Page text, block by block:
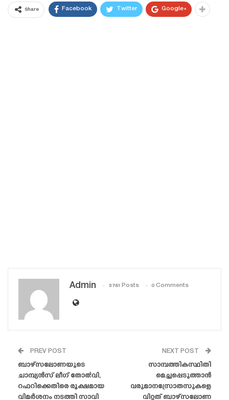
Share Facebook Twitter Google+
Admin 3761 Posts 0 Comments
PREV POST
ബാഴ്‌സലോണയുടെ
ചാമ്പ്യൻസ് ലീഗ് തോൽവി,
റഫറിക്കെതിരെ രൂക്ഷമായ
വിമർശനം നടത്തി സാവി
NEXT POST
സാമ്പത്തികസ്ഥിതി
മെച്ചപ്പെടുത്താൻ
വരുമാനസ്രോതസുകളെ
വിറ്റത് ബാഴ്‌സലോണ